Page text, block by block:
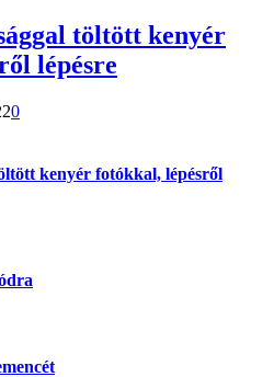
töltött kenyér
lépésre
0
kenyér fotókkal, lépésről